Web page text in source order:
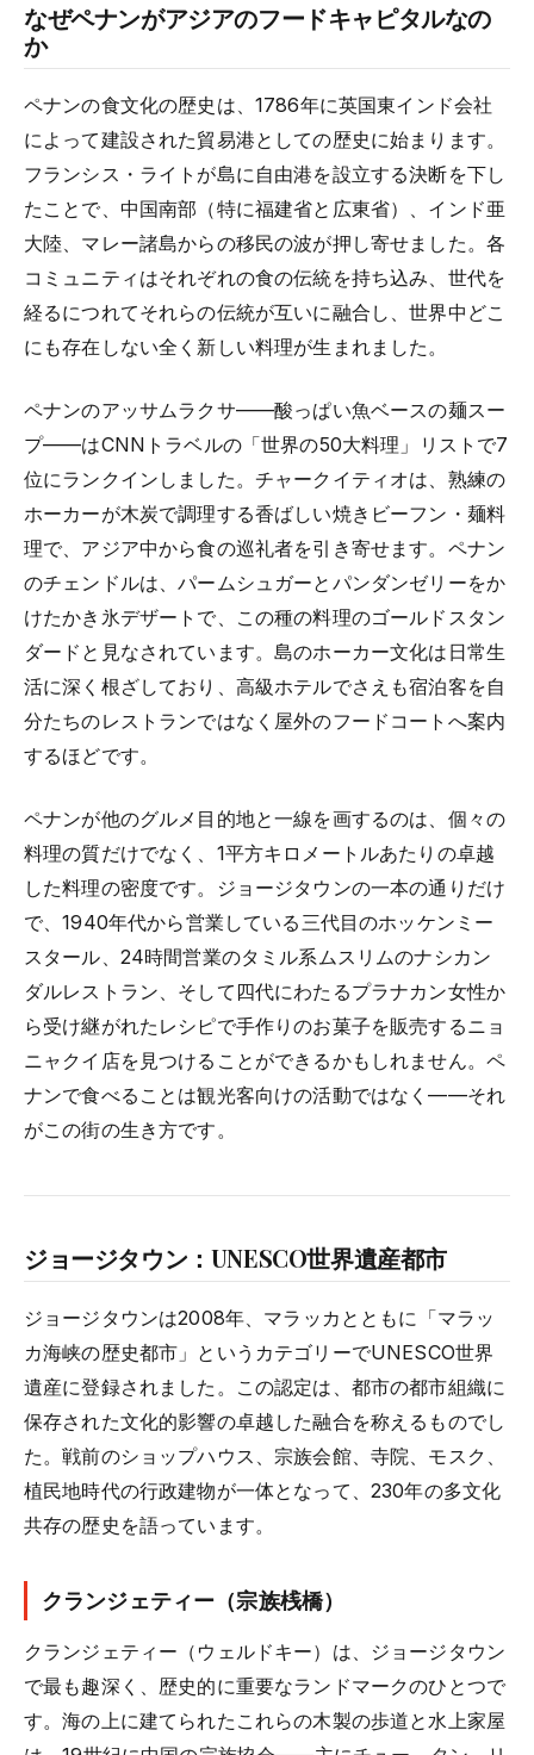
なぜペナンがアジアのフードキャピタルなの
か
ペナンの食文化の歴史は、1786年に英国東インド会社
によって建設された貿易港としての歴史に始まります。
フランシス・ライトが島に自由港を設立する決断を下し
たことで、中国南部（特に福建省と広東省）、インド亜
大陸、マレー諸島からの移民の波が押し寄せました。各
コミュニティはそれぞれの食の伝統を持ち込み、世代を
経るにつれてそれらの伝統が互いに融合し、世界中どこ
にも存在しない全く新しい料理が生まれました。
ペナンのアッサムラクサ——酸っぱい魚ベースの麺スー
プ——はCNNトラベルの「世界の50大料理」リストで7
位にランクインしました。チャークイティオは、熟練の
ホーカーが木炭で調理する香ばしい焼きビーフン・麺料
理で、アジア中から食の巡礼者を引き寄せます。ペナン
のチェンドルは、パームシュガーとパンダンゼリーをか
けたかき氷デザートで、この種の料理のゴールドスタン
ダードと見なされています。島のホーカー文化は日常生
活に深く根ざしており、高級ホテルでさえも宿泊客を自
分たちのレストランではなく屋外のフードコートへ案内
するほどです。
ペナンが他のグルメ目的地と一線を画するのは、個々の
料理の質だけでなく、1平方キロメートルあたりの卓越
した料理の密度です。ジョージタウンの一本の通りだけ
で、1940年代から営業している三代目のホッケンミー
スタール、24時間営業のタミル系ムスリムのナシカン
ダルレストラン、そして四代にわたるプラナカン女性か
ら受け継がれたレシピで手作りのお菓子を販売するニョ
ニャクイ店を見つけることができるかもしれません。ペ
ナンで食べることは観光客向けの活動ではなく——それ
がこの街の生き方です。
ジョージタウン：UNESCO世界遺産都市
ジョージタウンは2008年、マラッカとともに「マラッ
カ海峡の歴史都市」というカテゴリーでUNESCO世界
遺産に登録されました。この認定は、都市の都市組織に
保存された文化的影響の卓越した融合を称えるものでし
た。戦前のショップハウス、宗族会館、寺院、モスク、
植民地時代の行政建物が一体となって、230年の多文化
共存の歴史を語っています。
クランジェティー（宗族桟橋）
クランジェティー（ウェルドキー）は、ジョージタウン
で最も趣深く、歴史的に重要なランドマークのひとつで
す。海の上に建てられたこれらの木製の歩道と水上家屋